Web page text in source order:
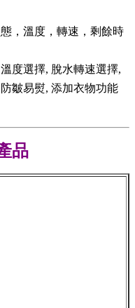
，溫度，轉速，剩餘時
度選擇, 脫水轉速選擇,
皺易熨, 添加衣物功能
品